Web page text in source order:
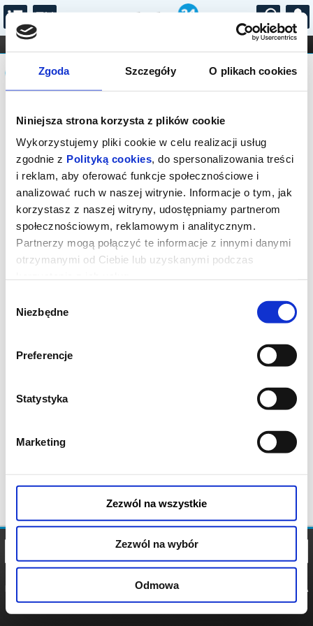
Zgoda Szczegóły O plikach cookies
Niniejsza strona korzysta z plików cookie
Wykorzystujemy pliki cookie w celu realizacji usług
zgodnie z Polityką cookies, do spersonalizowania treści
i reklam, aby oferować funkcje społecznościowe i
analizować ruch w naszej witrynie. Informacje o tym, jak
korzystasz z naszej witryny, udostępniamy partnerom
społecznościowym, reklamowym i analitycznym.
Partnerzy mogą połączyć te informacje z innymi danymi
otrzymanymi od Ciebie lub uzyskanymi podczas
zgody
Niezbędne
Preferencje
Statystyka
Marketing
Zezwól na wszystkie
Zezwól na wybór
Odmowa
...
FILHARMONIA OPERA I BALET
STAND-UP
DLA DZIECI
Komunikat
Sprzedaż biletów on-line na wydarzenie
została zakończona.
POLITYKA
POLITYKA